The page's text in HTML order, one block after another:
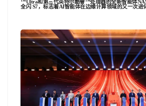
™Ultra和第三代英特尔酷睿™处理器的全新智能体
全闪 S7，标志着AI智能体在边缘计算领域的又一次进